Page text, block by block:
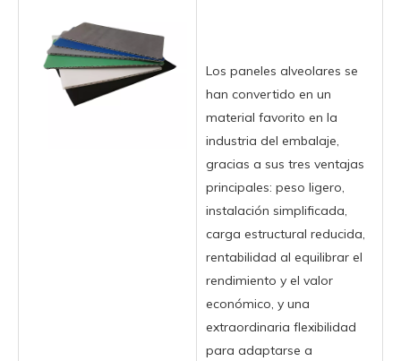
Los paneles alveolares se
han convertido en un
material favorito en la
industria del embalaje,
gracias a sus tres ventajas
principales: peso ligero,
instalación simplificada,
carga estructural reducida,
rentabilidad al equilibrar el
rendimiento y el valor
económico, y una
extraordinaria flexibilidad
para adaptarse a